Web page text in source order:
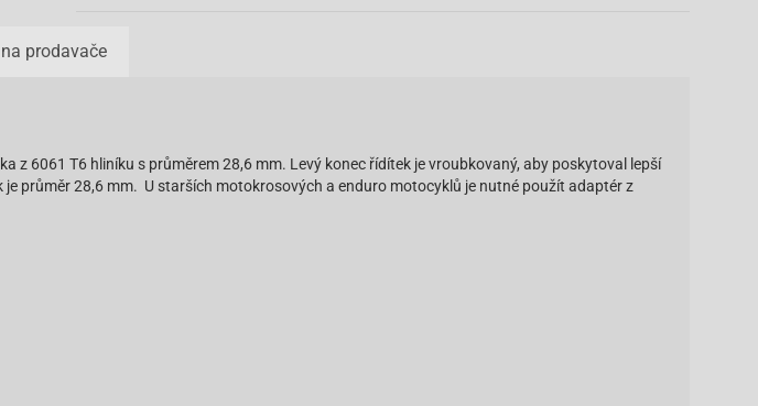
prodavače
z 6061 T6 hliníku s průměrem 28,6 mm. Levý konec řídítek je vroubkovaný, aby poskytoval lepší
průměr 28,6 mm. U starších motokrosových a enduro motocyklů je nutné použít adaptér z